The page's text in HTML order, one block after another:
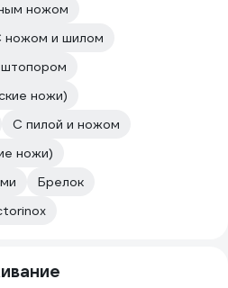
ножом
ножом и шилом
ножи)
С пилой и ножом
ножи)
Брелок